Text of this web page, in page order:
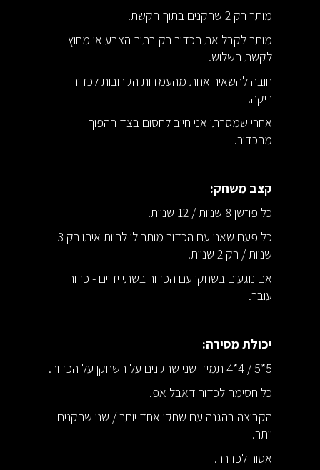
מותר רק 2 שחקנים בתוך הקשת.
מותר לקבל את הכדור רק בתוך הצבע או מחוץ
לקשת השלוש.
חובה להשאיר אחת מהעמדות הקרובות לכדור
ריקה.
אחרי שמסרתי אני חייב לחסום בצד ההפוך
מהכדור.
קצב משחק:
כל פוזשן 8 שניות / 12 שניות.
כל פעם שאני עם הכדור מותר לי להיות איתו רק 3
שניות / רק 2 שניות.
אם נוגעים בשחקן עם הכדור בשתי ידיים - כדור
עובר.
יכולת מסירה:
5*5 / 4*4 תמיד שני שחקנים על השחקן על הכדור.
כל חסימה לכדור דאבל אפ.
הקבוצה בהגנה עם שחקן אחד יותר / שני שחקנים
יותר.
אסור לכדרר.